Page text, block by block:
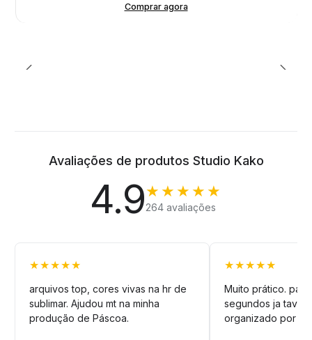
Comprar agora
Avaliações de produtos Studio Kako
4.9★★★★★
264 avaliações
★★★★★
arquivos top, cores vivas na hr de
sublimar. Ajudou mt na minha
produção de Páscoa.
★★★★★
Muito prático.
segundos ja tava
organizado por